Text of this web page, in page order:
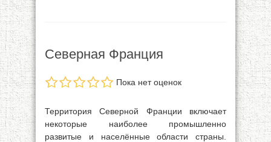
Северная Франция
Пока нет оценок
Территория Северной Франции включает
некоторые наиболее промышленно
развитые и населённые области страны.